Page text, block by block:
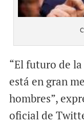
“El futuro de
está en gran
hombres”,
oficial de